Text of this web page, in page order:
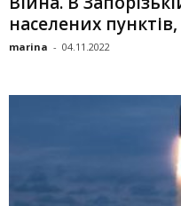
населених
marina - 04.11.2022